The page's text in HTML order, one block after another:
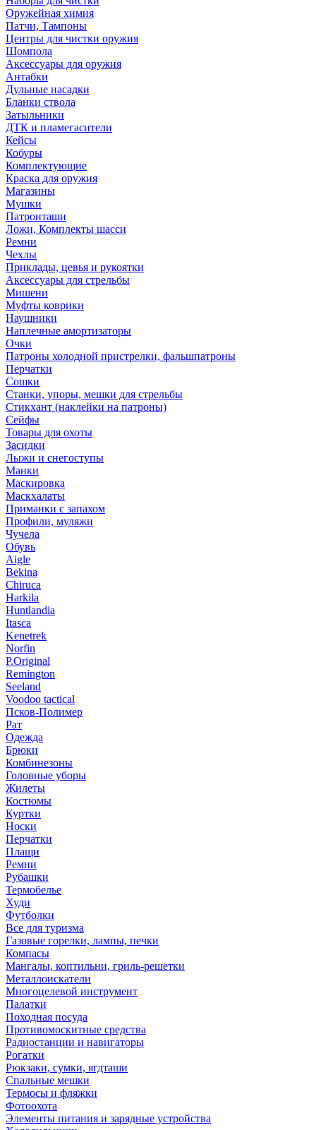
Оружейная химия
Патчи, Тампоны
Центры для чистки оружия
Шомпола
Аксессуары для оружия
Антабки
Дульные насадки
Бланки ствола
Затыльники
ДТК и пламегасители
Кейсы
Кобуры
Комплектующие
Краска для оружия
Магазины
Мушки
Патронташи
Ложи, Комплекты шасси
Ремни
Чехлы
Приклады, цевья и рукоятки
Аксессуары для стрельбы
Мишени
Муфты коврики
Наушники
Наплечные амортизаторы
Очки
Патроны холодной пристрелки, фальшпатроны
Перчатки
Сошки
Станки, упоры, мешки для стрельбы
Стикхант (наклейки на патроны)
Сейфы
Товары для охоты
Засидки
Лыжи и снегоступы
Манки
Маскировка
Маскхалаты
Приманки с запахом
Профили, муляжи
Чучела
Обувь
Aigle
Bekina
Chiruсa
Harkila
Huntlandia
Itasca
Kenetrek
Norfin
P.Original
Remington
Seeland
Voodoo tactical
Псков-Полимер
Рат
Одежда
Брюки
Комбинезоны
Головные уборы
Жилеты
Костюмы
Куртки
Носки
Перчатки
Плащи
Ремни
Рубашки
Термобелье
Худи
Футболки
Все для туризма
Газовые горелки, лампы, печки
Компасы
Мангалы, коптильни, гриль-решетки
Металлоискатели
Многоцелевой инструмент
Палатки
Походная посуда
Противомоскитные средства
Радиостанции и навигаторы
Рогатки
Рюкзаки, сумки, ягдташи
Спальные мешки
Термосы и фляжки
Фотоохота
Элементы питания и зарядные устройства